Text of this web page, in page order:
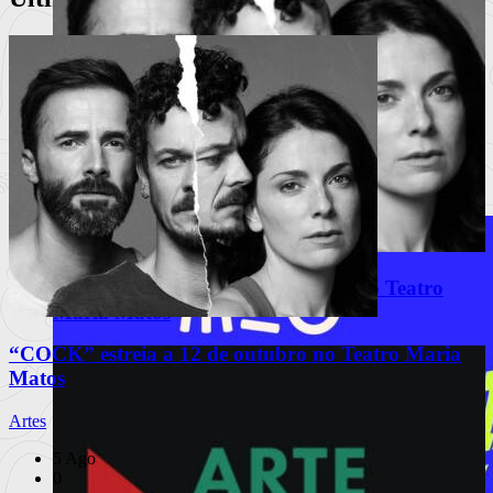
“COCK” estreia a 12 de outubro no Teatro
Maria Matos
“COCK” estreia a 12 de outubro no Teatro Maria
Matos
Artes
5 Ago